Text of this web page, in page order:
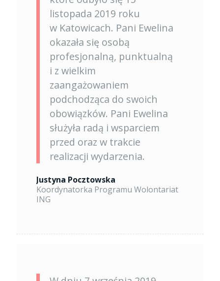
listopada 2019 roku
w Katowicach. Pani Ewelina
okazała się osobą
profesjonalną, punktualną
i z wielkim
zaangażowaniem
podchodząca do swoich
obowiązków. Pani Ewelina
służyła radą i wsparciem
przed oraz w trakcie
realizacji wydarzenia.
Justyna Pocztowska
Koordynatorka Programu Wolontariat
ING